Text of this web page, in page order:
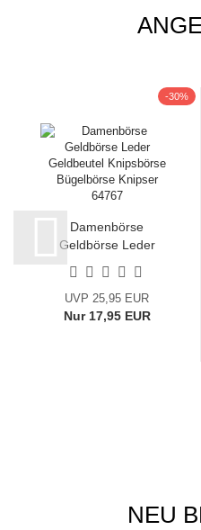
-30%
Damenbörse
Geldbörse Leder
Knipsbörse...
UVP 25,95 EUR
Nur 17,95 EUR
NEU